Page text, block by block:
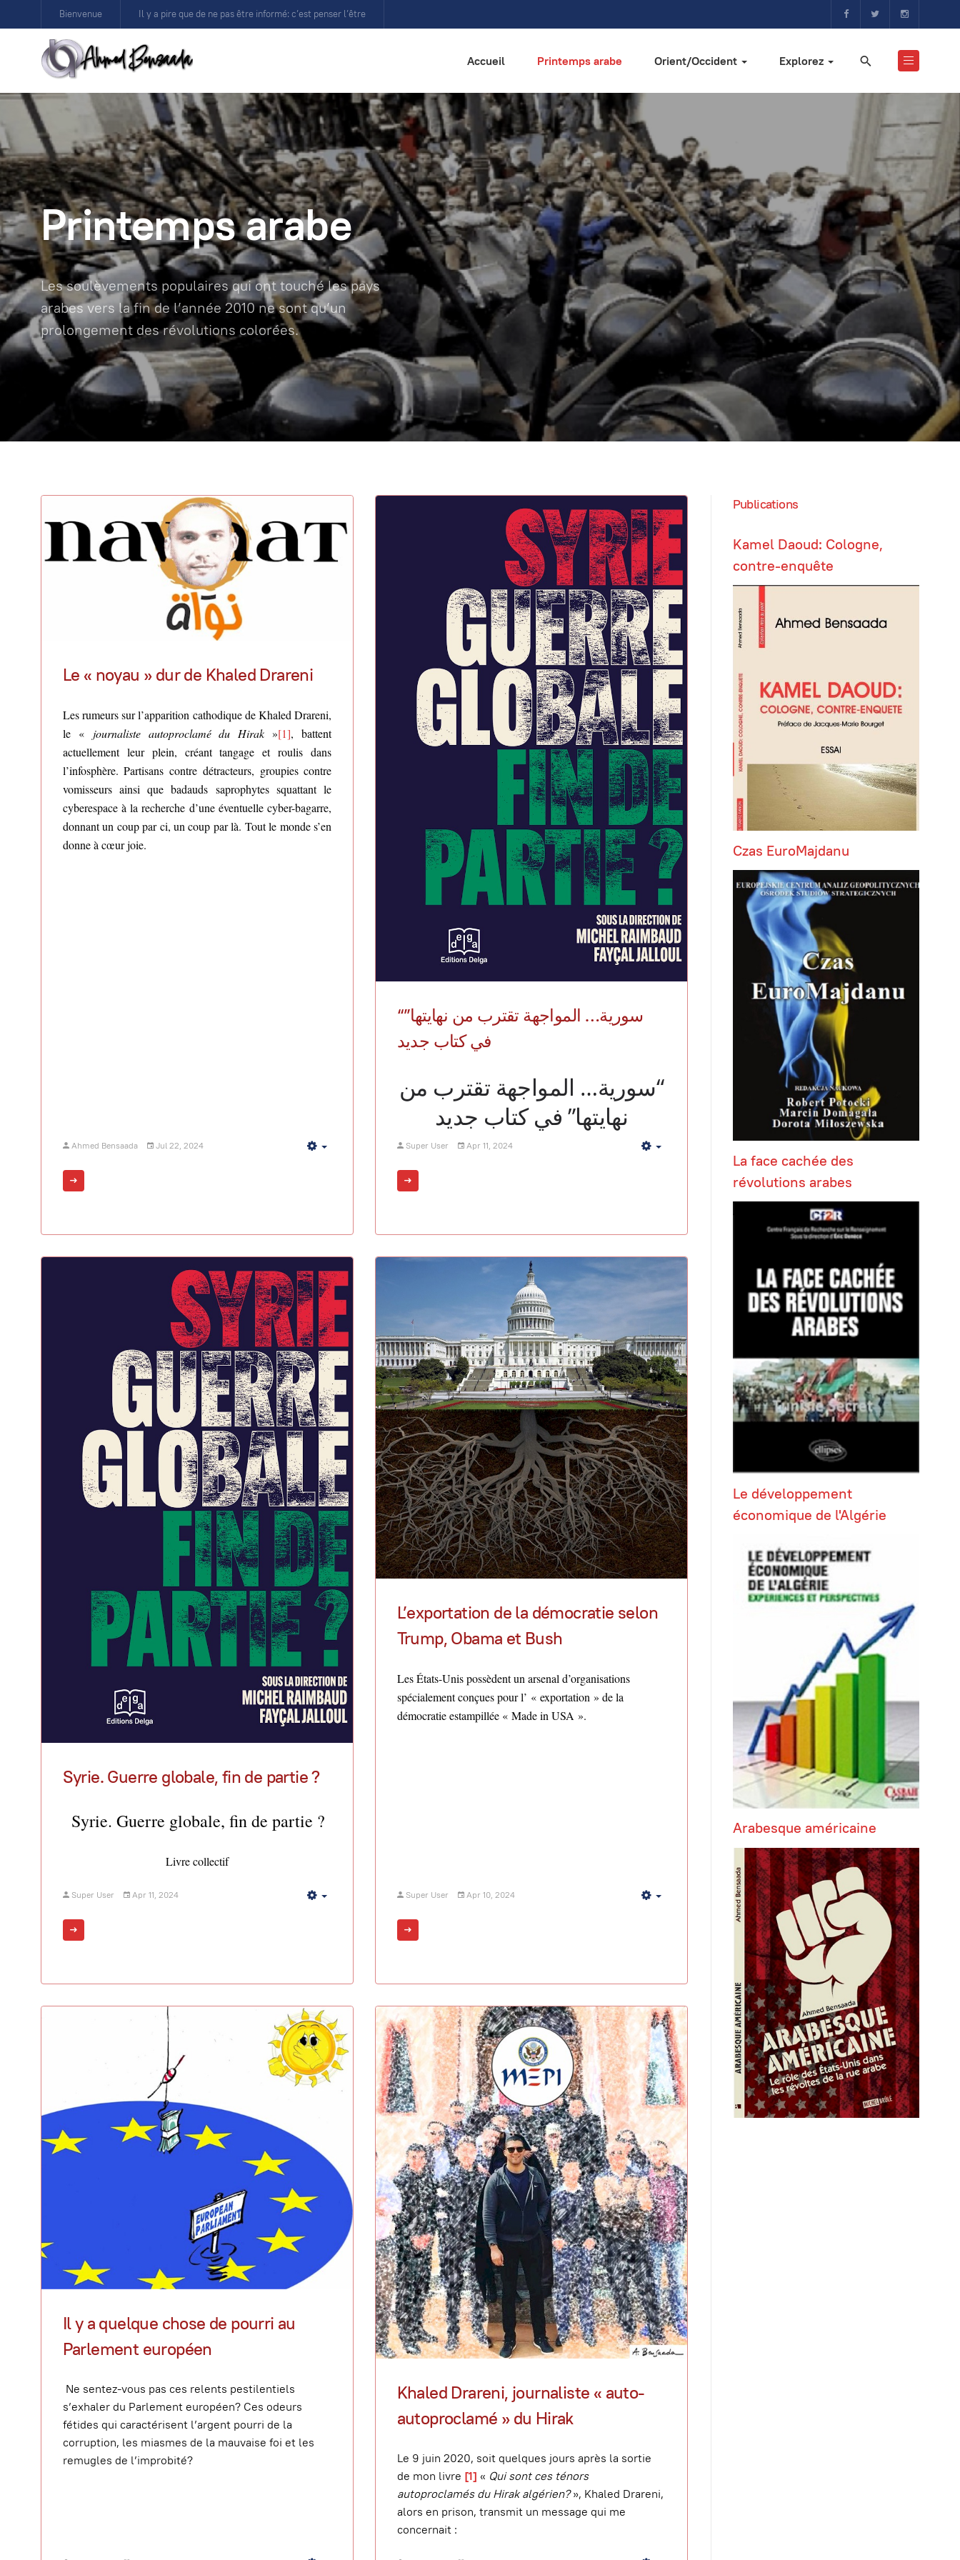
Bienvenue Il y a pire que de ne pas être informé: c’est penser l’être
Accueil Printemps arabe Orient/Occident Explorez
Printemps arabe
Les soulèvements populaires qui ont touché les pays
arabes vers la fin de l’année 2010 ne sont qu’un
prolongement des révolutions colorées.
Le « noyau » dur de Khaled Drareni
Les rumeurs sur l’apparition cathodique de Khaled Drareni,
le « journaliste autoproclamé du Hirak»[1], battent
actuellement leur plein, créant tangage et roulis dans
l’infosphère. Partisans contre détracteurs, groupies contre
vomisseurs ainsi que badauds saprophytes squattant le
cyberespace à la recherche d’une éventuelle cyber-bagarre,
donnant un coup par ci, un coup par là. Tout le monde s’en
donne à cœur joie.
Ahmed Bensaada Jul 22, 2024
“سورية… المواجهة تقترب من نهايتها”
في كتاب جديد
“سورية… المواجهة تقترب من
نهايتها” في كتاب جديد
Super User Apr 11, 2024
Syrie. Guerre globale, fin de partie ?
Syrie. Guerre globale, fin de partie ?
Livre collectif
Super User Apr 11, 2024
L’exportation de la démocratie selon
Trump, Obama et Bush
Les États-Unis possèdent un arsenal d’organisations
spécialement conçues pour l’ « exportation » de la
démocratie estampillée « Made in USA ».
Super User Apr 10, 2024
Il y a quelque chose de pourri au
Parlement européen
Ne sentez-vous pas ces relents pestilentiels
s’exhaler du Parlement européen? Ces odeurs
fétides qui caractérisent l’argent pourri de la
corruption, les miasmes de la mauvaise foi et les
remugles de l’improbité?
Khaled Drareni, journaliste « auto-
autoproclamé » du Hirak
Le 9 juin 2020, soit quelques jours après la sortie
de mon livre [1] « Qui sont ces ténors
autoproclamés du Hirak algérien?», Khaled Drareni,
alors en prison, transmit un message qui me
concernait :
Publications
Kamel Daoud: Cologne,
contre-enquête
Czas EuroMajdanu
La face cachée des
révolutions arabes
Le développement
économique de l'Algérie
Arabesque américaine